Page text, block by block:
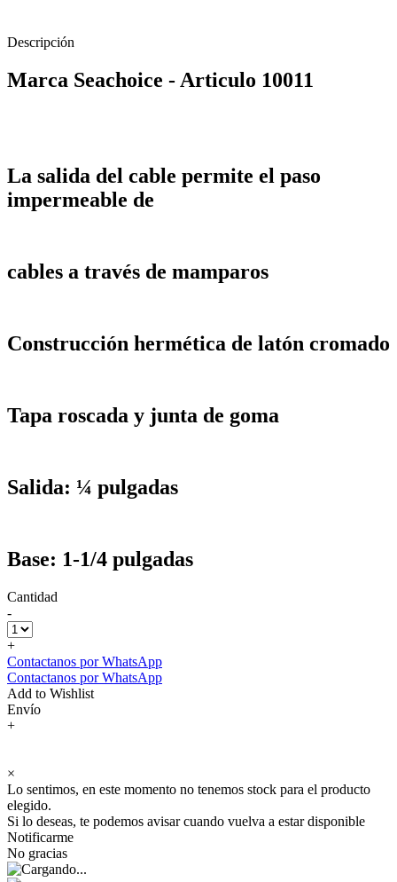
Descripción
Marca Seachoice - Articulo 10011
La salida del cable permite el paso
impermeable de
cables a través de mamparos
Construcción hermética de latón cromado
Tapa roscada y junta de goma
Salida: ¼ pulgadas
Base: 1-1/4 pulgadas
Cantidad
-
+
Contactanos por WhatsApp
Contactanos por WhatsApp
Add to Wishlist
Envío
+
×
Lo sentimos, en este momento no tenemos stock para el producto
elegido.
Si lo deseas, te podemos avisar cuando vuelva a estar disponible
Notificarme
No gracias